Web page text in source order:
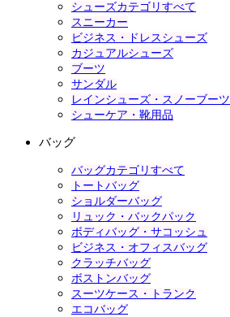
シューズカテゴリすべて
スニーカー
ビジネス・ドレスシューズ
カジュアルシューズ
ブーツ
サンダル
レインシューズ・スノーブーツ
シューケア・靴用品
バッグ
バッグカテゴリすべて
トートバッグ
ショルダーバッグ
リュック・バックパック
ボディバッグ・サコッシュ
ビジネス・オフィスバッグ
クラッチバッグ
ボストンバッグ
スーツケース・トランク
エコバッグ